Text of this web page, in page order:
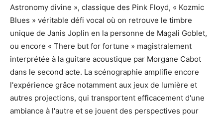
Astronomy divine », classique des Pink Floyd, « Kozmic
Blues » véritable défi vocal où on retrouve le timbre
unique de Janis Joplin en la personne de Magali Goblet,
ou encore « There but for fortune » magistralement
interprétée à la guitare acoustique par Morgane Cabot
dans le second acte. La scénographie amplifie encore
l'expérience grâce notamment aux jeux de lumière et
autres projections, qui transportent efficacement d'une
ambiance à l'autre et se jouent des perspectives pour